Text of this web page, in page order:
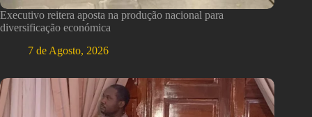
Executivo reitera aposta na produção nacional para
diversificação económica
7 de Agosto, 2026